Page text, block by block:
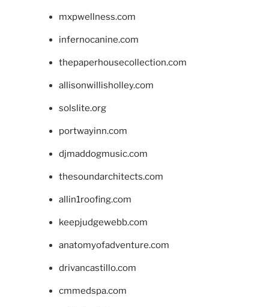
mxpwellness.com
infernocanine.com
thepaperhousecollection.com
allisonwillisholley.com
solslite.org
portwayinn.com
djmaddogmusic.com
thesoundarchitects.com
allin1roofing.com
keepjudgewebb.com
anatomyofadventure.com
drivancastillo.com
cmmedspa.com